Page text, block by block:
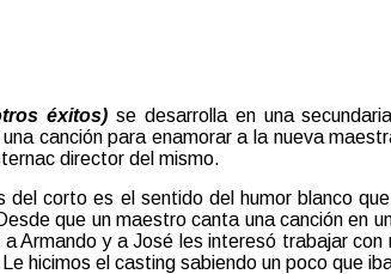
éxitos) se desarrolla en una
canción para enamorar a la nueva
director del mismo.
del corto es el sentido del humor blanco
que un maestro canta una canción en
Armando y a José les interesó trabajar
hicimos el casting sabiendo un poco que